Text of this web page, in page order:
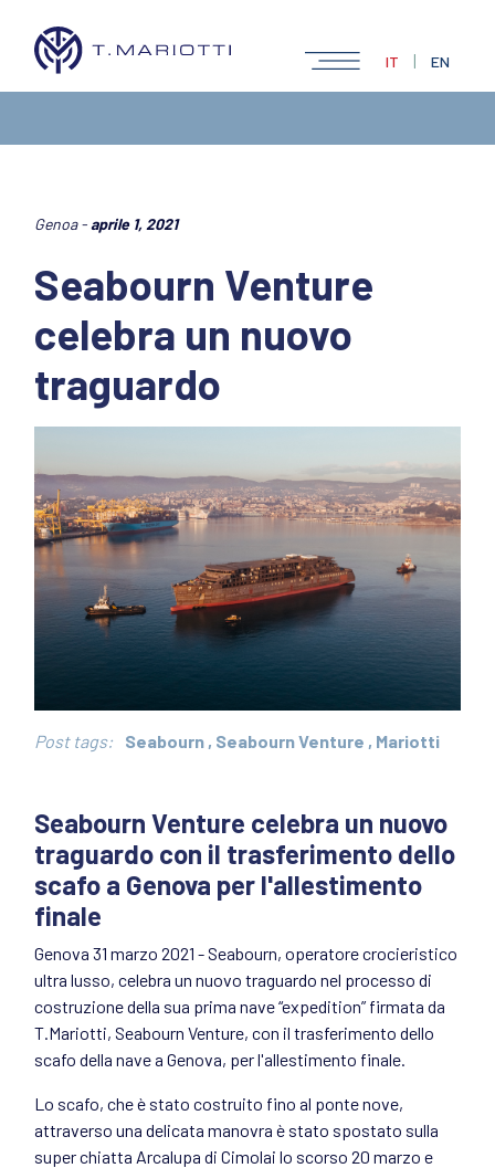
IT | EN
Genoa -aprile 1, 2021
Seabourn Venture
celebra un nuovo
traguardo
Post tags: Seabourn , Seabourn Venture , Mariotti
Seabourn Venture celebra un nuovo
traguardo con il trasferimento dello
scafo a Genova per l'allestimento
finale
Genova 31 marzo 2021 - Seabourn, operatore crocieristico
ultra lusso, celebra un nuovo traguardo nel processo di
costruzione della sua prima nave “expedition” firmata da
T.Mariotti, Seabourn Venture, con il trasferimento dello
scafo della nave a Genova, per l'allestimento finale.
Lo scafo, che è stato costruito fino al ponte nove,
attraverso una delicata manovra è stato spostato sulla
super chiatta Arcalupa di Cimolai lo scorso 20 marzo e